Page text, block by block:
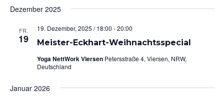
Dezember 2025
FR.
19 Meister-Eckhart-Weihnachtsspecial
19. Dezember, 2025 / 18:00 -20:00
Yoga NettWork Viersen Petersstraße 4, Viersen, NRW,
Deutschland
Januar 2026